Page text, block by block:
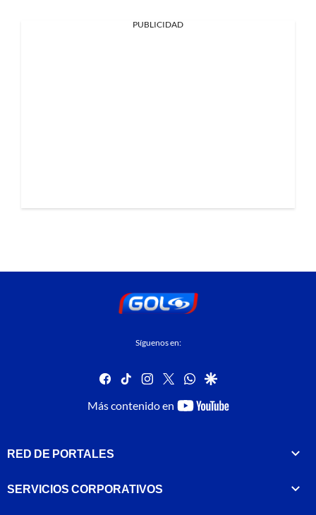
PUBLICIDAD
Síguenos en:
facebook
tiktok instagram
twitterwhatsapp
google
Más contenido en
youtube-
RED DE PORTALES
SERVICIOS CORPORATIVOS